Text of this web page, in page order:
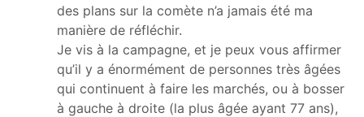
des plans sur la comète n’a jamais été ma
manière de réfléchir.
Je vis à la campagne, et je peux vous affirmer
qu’il y a énormément de personnes très âgées
qui continuent à faire les marchés, ou à bosser
à gauche à droite (la plus âgée ayant 77 ans),